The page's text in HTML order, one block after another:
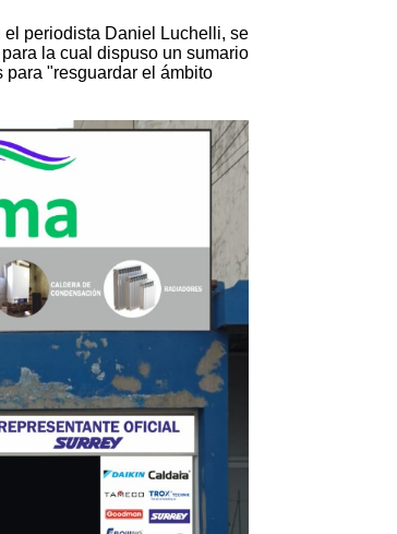
periodista Daniel Luchelli, se
la cual dispuso un sumario
"resguardar el ámbito